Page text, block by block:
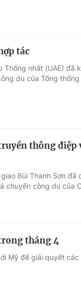
tác
nhất (UAE) đã
du của Tổng thống
thông
Bùi Thanh Sơn
chuyến công du của
tháng 4
Mỹ để giải quyết